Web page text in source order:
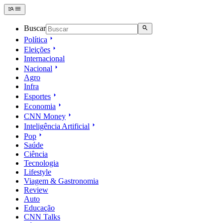
Buscar
Política
Eleições
Internacional
Nacional
Agro
Infra
Esportes
Economia
CNN Money
Inteligência Artificial
Pop
Saúde
Ciência
Tecnologia
Lifestyle
Viagem & Gastronomia
Review
Auto
Educação
CNN Talks